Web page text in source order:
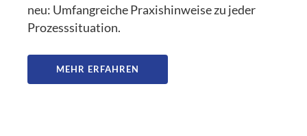
neu: Umfangreiche Praxishinweise zu jeder
Prozesssituation.
MEHR ERFAHREN